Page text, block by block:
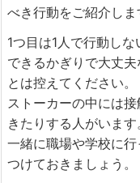
べき行動をご紹介しま
1つ目は1人で行動しな
できるかぎりで大丈
とは控えてください。
ストーカーの中には
きたりする人がいます
一緒に職場や学校に
つけておきましょう。